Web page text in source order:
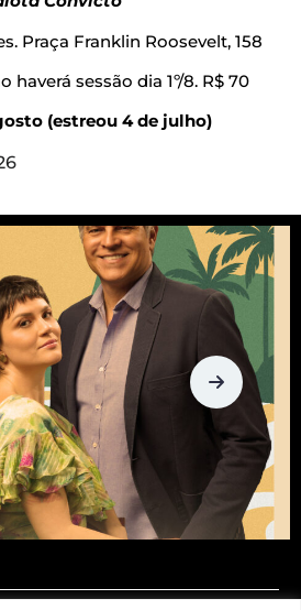
Praça Franklin Roosevelt, 158
haverá sessão dia 1º/8. R$ 70
(estreou 4 de julho)